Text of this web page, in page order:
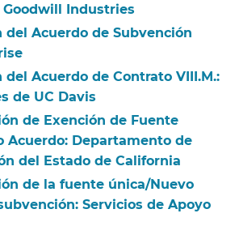
Goodwill Industries
del Acuerdo de Subvención
del Acuerdo de Contrato VIII.M.:
de UC Davis
de Exención de Fuente
Acuerdo: Departamento de
del Estado de California
de la fuente única/Nuevo
Servicios de Apoyo